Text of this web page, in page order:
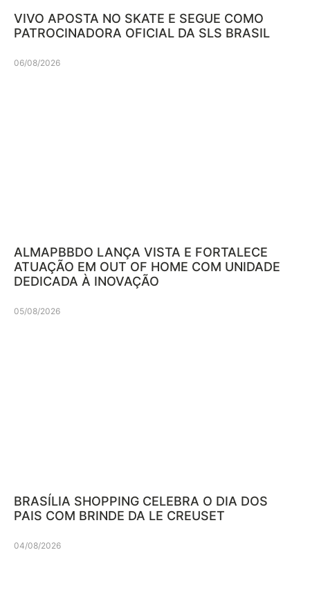
VIVO APOSTA NO SKATE E SEGUE COMO
PATROCINADORA OFICIAL DA SLS BRASIL
06/08/2026
ALMAPBBDO LANÇA VISTA E FORTALECE
ATUAÇÃO EM OUT OF HOME COM UNIDADE
DEDICADA À INOVAÇÃO
05/08/2026
BRASÍLIA SHOPPING CELEBRA O DIA DOS
PAIS COM BRINDE DA LE CREUSET
04/08/2026